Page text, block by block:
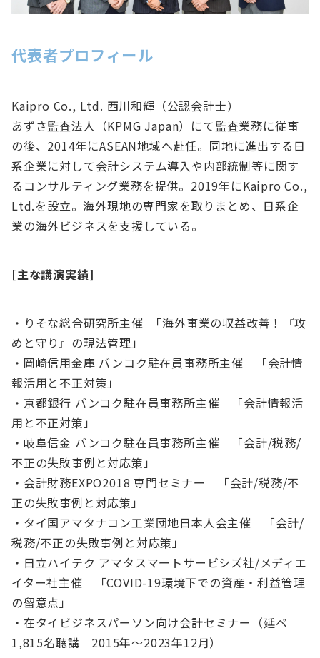
代表者プロフィール
Kaipro Co., Ltd. 西川和輝（公認会計士）
あずさ監査法人（KPMG Japan）にて監査業務に従事
の後、2014年にASEAN地域へ赴任。同地に進出する日
系企業に対して会計システム導入や内部統制等に関す
るコンサルティング業務を提供。2019年にKaipro Co.,
Ltd.を設立。海外現地の専門家を取りまとめ、日系企
業の海外ビジネスを支援している。
[主な講演実績]
・りそな総合研究所主催 「海外事業の収益改善！『攻
めと守り』の現法管理」
・岡崎信用金庫 バンコク駐在員事務所主催 「会計情
報活用と不正対策」
・京都銀行 バンコク駐在員事務所主催 「会計情報活
用と不正対策」
・岐阜信金 バンコク駐在員事務所主催 「会計/税務/
不正の失敗事例と対応策」
・会計財務EXPO2018 専門セミナー 「会計/税務/不
正の失敗事例と対応策」
・タイ国アマタナコン工業団地日本人会主催 「会計/
税務/不正の失敗事例と対応策」
・日立ハイテク アマタスマートサービシズ社/メディエ
イター社主催 「COVID-19環境下での資産・利益管理
の留意点」
・在タイビジネスパーソン向け会計セミナー（延べ
1,815名聴講 2015年～2023年12月）